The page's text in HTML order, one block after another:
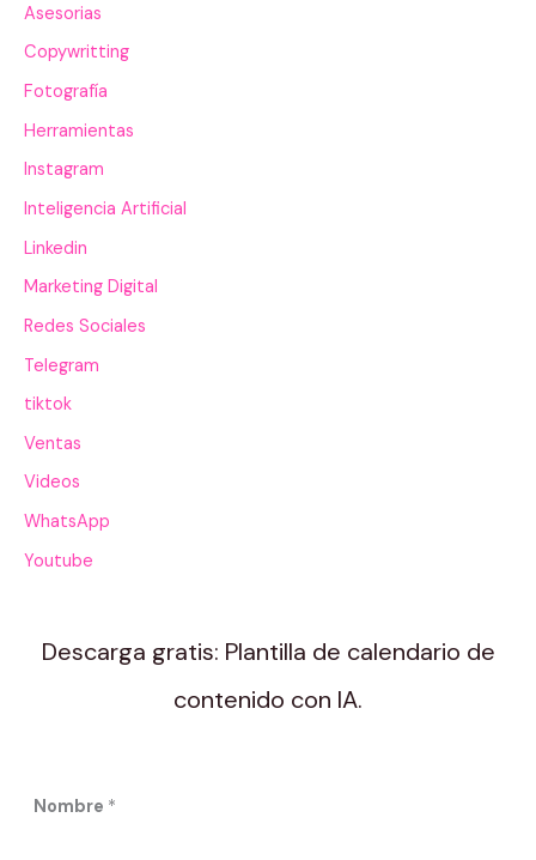
Asesorias
Copywritting
Fotografía
Herramientas
Instagram
Inteligencia Artificial
Linkedin
Marketing Digital
Redes Sociales
Telegram
tiktok
Ventas
Videos
WhatsApp
Youtube
Descarga gratis: Plantilla de calendario de
contenido con IA.
Nombre *